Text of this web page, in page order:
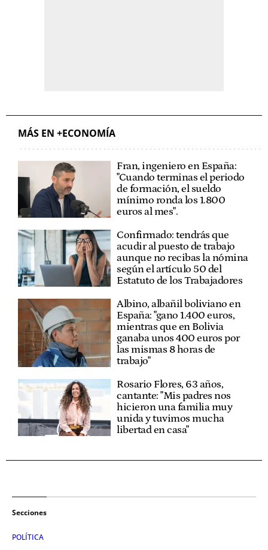
MÁS EN +ECONOMÍA
Fran, ingeniero en España:
"Cuando terminas el periodo
de formación, el sueldo
mínimo ronda los 1.800
euros al mes".
Confirmado: tendrás que
acudir al puesto de trabajo
aunque no recibas la nómina
según el artículo 50 del
Estatuto de los Trabajadores
Albino, albañil boliviano en
España: "gano 1.400 euros,
mientras que en Bolivia
ganaba unos 400 euros por
las mismas 8 horas de
trabajo"
Rosario Flores, 63 años,
cantante: "Mis padres nos
hicieron una familia muy
unida y tuvimos mucha
libertad en casa"
Secciones
POLÍTICA